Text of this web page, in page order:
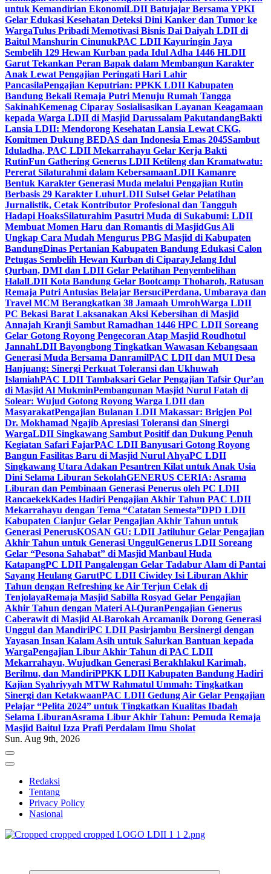
untuk Kemandirian EkonomiLDII Batujajar Bersama YPKI
Gelar Edukasi Kesehatan Deteksi Dini Kanker dan Tumor ke
WargaTulus Pribadi Memotivasi Bisnis Dai Daiyah LDII di
Baitul Manshurin CinunukPAC LDII Kayuringin Jaya
Sembelih 129 Hewan Kurban pada Idul Adha 1446 HLDII
Garut Tekankan Peran Bapak dalam Membangun Karakter
Anak Lewat Pengajian Peringati Hari Lahir
PancasilaPengajian Keputrian: PPKK LDII Kabupaten
Bandung Bekali Remaja Putri Menuju Rumah Tangga
SakinahKemenag Ciparay Sosialisasikan Layanan Keagamaan
kepada Warga LDII di Masjid Darussalam PakutandangBakti
Lansia LDII: Mendorong Kesehatan Lansia Lewat CKG,
Komitmen Dukung BEDAS dan Indonesia Emas 2045Sambut
Iduladha, PAC LDII Mekarrahayu Gelar Kerja Bakti
RutinFun Gathering Generus LDII Ketileng dan Kramatwatu:
Pererat Silaturahmi dalam KebersamaanLDII Kamanre
Bentuk Karakter Generasi Muda melalui Pengajian Rutin
Berbasis 29 Karakter LuhurLDII Sulsel Gelar Pelatihan
Jurnalistik, Cetak Kontributor Profesional dan Tangguh
Hadapi HoaksSilaturahim Pasutri Muda di Sukabumi: LDII
Membuat Momen Haru dan Romantis di MasjidGus Ali
Ungkap Cara Mudah Mengurus PBG Masjid di Kabupaten
BandungDinas Pertanian Kabupaten Bandung Edukasi Calon
Petugas Sembelih Hewan Kurban di CiparayJelang Idul
Qurban, DMI dan LDII Gelar Pelatihan Penyembelihan
HalalLDII Kota Bandung Gelar Bootcamp Thoharoh, Ratusan
Remaja Putri Antusias Belajar BersuciPerdana, Umbaraya dan
Travel MCM Berangkatkan 38 Jamaah UmrohWarga LDII
PC Bekasi Barat Laksanakan Aksi Kebersihan di Masjid
Annajah Kranji Sambut Ramadhan 1446 HPC LDII Soreang
Gelar Gotong Royong Pengecoran Atap Masjid Roudhotul
JannahLDII Bayongbong Tingkatkan Wawasan Kebangsaan
Generasi Muda Bersama DanramilPAC LDII dan MUI Desa
Hanjuang: Sinergi Perkuat Toleransi dan Ukhuwah
IslamiahPAC LDII Tambaksari Gelar Pengajian Tafsir Qur’an
di Masjid Al MukminPembangunan Masjid Nurul Fatah di
Solear: Wujud Gotong Royong Warga LDII dan
MasyarakatPengajian Bulanan LDII Makassar: Brigjen Pol
Dr. Mokhamad Ngajib Apresiasi Toleransi dan Sinergi
WargaLDII Singkawang Sambut Positif dan Dukung Penuh
Kegiatan Safari FajarPAC LDII Banyusari Gotong Royong
Bangun Fasilitas Baru di Masjid Nurul AhyaPC LDII
Singkawang Utara Adakan Pesantren Kilat untuk Anak Usia
Dini Selama Liburan SekolahGENERUS CERIA: Asrama
Liburan dan Pembinaan Generasi Penerus oleh PC LDII
RancaekekKades Hadiri Pengajian Akhir Tahun PAC LDII
Mekarrahayu dengan Tema “Catatan Semesta”DPD LDII
Kabupaten Cianjur Gelar Pengajian Akhir Tahun untuk
Generasi PenerusKOSAN GU: LDII Jatiluhur Gelar Pengajian
Akhir Tahun untuk Generasi UnggulGenerus LDII Soreang
Gelar “Pesona Sahabat” di Masjid Manbaul Huda
KatapangPC LDII Pangalengan Gelar Tadabur Alam di Pantai
Sayang Heulang GarutPC LDII Ciwidey Isi Liburan Akhir
Tahun dengan Refreshing ke Air Terjun Celak di
TenjolayaRemaja Masjid Sabilla Rosyad Gelar Pengajian
Akhir Tahun dengan Materi Al-QuranPengajian Generus
Caberawit di Masjid Al-Barokah Arcamanik Dorong Generasi
Unggul dan MandiriPC LDII Pasirjambu Bersinergi dengan
Yayasan Insan Kalam Asih untuk Salurkan Bantuan kepada
WargaPengajian Libur Akhir Tahun di PAC LDII
Mekarrahayu, Wujudkan Generasi Berakhlakul Karimah,
Berilmu, dan MandiriPPKK LDII Kabupaten Bandung Hadiri
Kajian Syahriyyah MTW Rahmatul Ummah: Tingkatkan
Sinergi dan KetakwaanPAC LDII Gedung Air Gelar Pengajian
Pelajar “Pelita 2024” untuk Tingkatkan Kualitas Ibadah
Selama LiburanAsrama Libur Akhir Tahun: Pemuda Remaja
Masjid Baitul Izza Prafi Perdalam Ilmu Sholat
Sun. Aug 9th, 2026
Redaksi
Tentang
Privacy Policy
Nasional